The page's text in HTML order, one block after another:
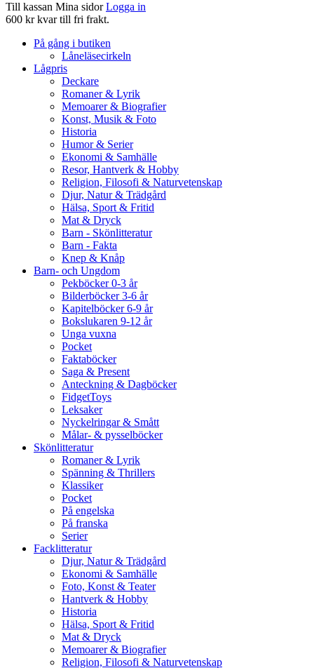
Till kassan Mina sidor Logga in
600 kr kvar till fri frakt.
På gång i butiken
Låneläsecirkeln
Lågpris
Deckare
Romaner & Lyrik
Memoarer & Biografier
Konst, Musik & Foto
Historia
Humor & Serier
Ekonomi & Samhälle
Resor, Hantverk & Hobby
Religion, Filosofi & Naturvetenskap
Djur, Natur & Trädgård
Hälsa, Sport & Fritid
Mat & Dryck
Barn - Skönlitteratur
Barn - Fakta
Knep & Knåp
Barn- och Ungdom
Pekböcker 0-3 år
Bilderböcker 3-6 år
Kapitelböcker 6-9 år
Bokslukaren 9-12 år
Unga vuxna
Pocket
Faktaböcker
Saga & Present
Anteckning & Dagböcker
FidgetToys
Leksaker
Nyckelringar & Smått
Målar- & pysselböcker
Skönlitteratur
Romaner & Lyrik
Spänning & Thrillers
Klassiker
Pocket
På engelska
På franska
Serier
Facklitteratur
Djur, Natur & Trädgård
Ekonomi & Samhälle
Foto, Konst & Teater
Hantverk & Hobby
Historia
Hälsa, Sport & Fritid
Mat & Dryck
Memoarer & Biografier
Religion, Filosofi & Naturvetenskap